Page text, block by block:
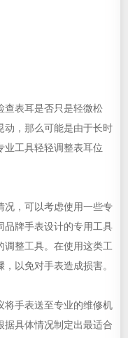
表耳是否只是轻微松
动，那么可能是由于长时
业工具轻轻调整表耳位
，可以考虑使用一些专
品牌手表设计的专用工具
调整工具。在使用这类工
以免对手表造成损害。
手表送至专业的维修机
据具体情况制定出最适合